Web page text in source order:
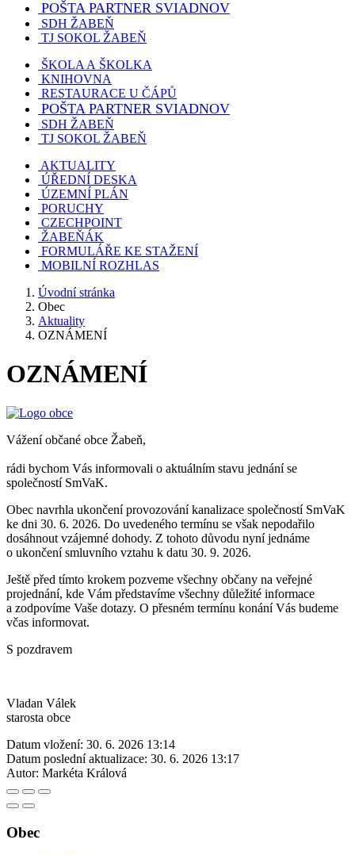
POŠTA PARTNER SVIADNOV
SDH ŽABEŇ
TJ SOKOL ŽABEŇ
ŠKOLA A ŠKOLKA
KNIHOVNA
RESTAURACE U ČÁPŮ
POŠTA PARTNER SVIADNOV
SDH ŽABEŇ
TJ SOKOL ŽABEŇ
AKTUALITY
ÚŘEDNÍ DESKA
ÚZEMNÍ PLÁN
PORUCHY
CZECHPOINT
ŽABEŇÁK
FORMULÁŘE KE STAŽENÍ
MOBILNÍ ROZHLAS
Úvodní stránka
Obec
Aktuality
OZNÁMENÍ
OZNÁMENÍ
Vážení občané obce Žabeň,
rádi bychom Vás informovali o aktuálním stavu jednání se
společností SmVaK.
Obec navrhla ukončení provozování kanalizace společností SmVaK
ke dni 30. 6. 2026. Do uvedeného termínu se však nepodařilo
dosáhnout vzájemné dohody. Z tohoto důvodu nyní jednáme
o ukončení smluvního vztahu k datu 30. 9. 2026.
Ještě před tímto krokem pozveme všechny občany na veřejné
projednání, kde Vám představíme všechny důležité informace
a zodpovíme Vaše dotazy. O přesném termínu konání Vás budeme
včas informovat.
S pozdravem
Vladan Válek
starosta obce
Datum vložení: 30. 6. 2026 13:14
Datum poslední aktualizace: 30. 6. 2026 13:17
Autor: Markéta Králová
Obec